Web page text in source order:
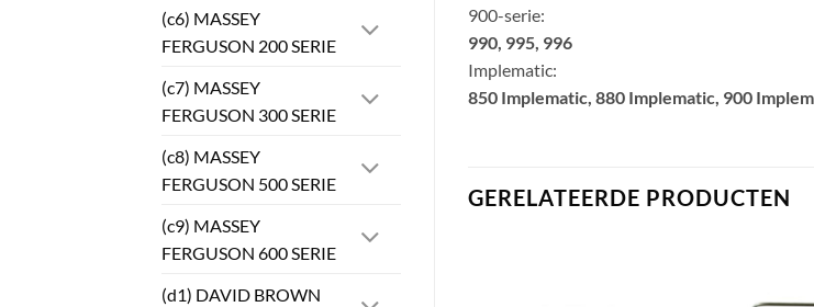
(c6) MASSEY
FERGUSON 200 SERIE
(c7) MASSEY
FERGUSON 300 SERIE
(c8) MASSEY
FERGUSON 500 SERIE
(c9) MASSEY
FERGUSON 600 SERIE
(d1) DAVID BROWN
900-serie:
990, 995, 996
Implematic:
850 Implematic, 880 Implematic, 900
GERELATEERDE PRODUCTEN